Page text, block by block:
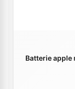
Batterie apple